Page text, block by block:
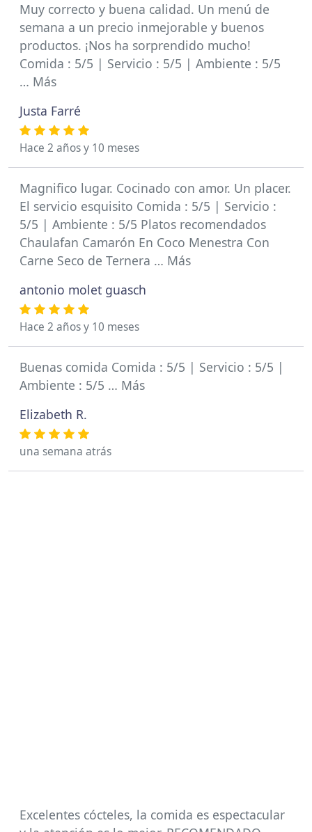
Muy correcto y buena calidad. Un menú de
semana a un precio inmejorable y buenos
productos. ¡Nos ha sorprendido mucho!
Comida : 5/5 | Servicio : 5/5 | Ambiente : 5/5
… Más
Justa Farré
Hace 2 años y 10 meses
Magnifico lugar. Cocinado con amor. Un placer.
El servicio esquisito Comida : 5/5 | Servicio :
5/5 | Ambiente : 5/5 Platos recomendados
Chaulafan Camarón En Coco Menestra Con
Carne Seco de Ternera … Más
antonio molet guasch
Hace 2 años y 10 meses
Buenas comida Comida : 5/5 | Servicio : 5/5 |
Ambiente : 5/5 … Más
Elizabeth R.
una semana atrás
Excelentes cócteles, la comida es espectacular